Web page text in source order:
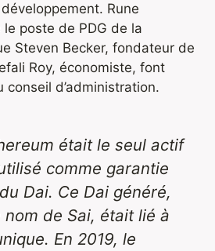
Rune
poste de PDG de la
Steven Becker, fondateur de
Roy, économiste, font
d’administration.
était le seul actif
comme garantie
Dai. Ce Dai généré,
nom de Sai, était lié à
En 2019, le